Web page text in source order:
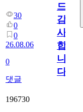
30
0
0
26.08.06
0
댓글
드
감
사
합
니
다
196730